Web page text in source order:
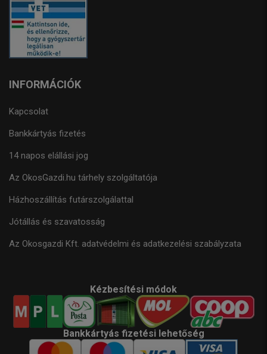
INFORMÁCIÓK
Kapcsolat
Bankkártyás fizetés
14 napos elállási jog
Az OkosGazdi.hu tárhely szolgáltatója
Házhoszállítás futárszolgálattal
Jótállás és szavatosság
Az Okosgazdi Kft. adatvédelmi és adatkezelési szabályzata
Kézbesítési módok
Bankkártyás fizetési lehetőség